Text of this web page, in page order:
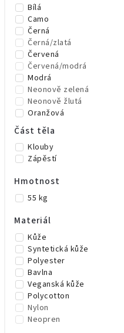
Bílá
Camo
Černá
Černá/zlatá
Červená
Červená/modrá
Modrá
Neonově zelená
Neonově žlutá
Oranžová
Růžová
Šedá
Zelená
Zelená/černá
Béžová
Vínová
Část těla
Klouby
Zápěstí
Hmotnost
55 kg
Materiál
Kůže
Syntetická kůže
Polyester
Bavlna
Veganská kůže
Polycotton
Nylon
Neopren